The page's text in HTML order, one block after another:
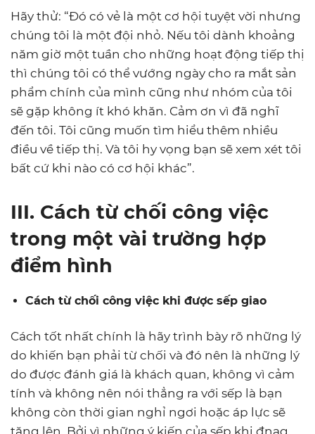
Hãy thử: “Đó có vẻ là một cơ hội tuyệt vời nhưng
chúng tôi là một đội nhỏ. Nếu tôi dành khoảng
năm giờ một tuần cho những hoạt động tiếp thị
thì chúng tôi có thể vướng ngày cho ra mắt sản
phẩm chính của mình cũng như nhóm của tôi
sẽ gặp không ít khó khăn. Cảm ơn vì đã nghĩ
đến tôi. Tôi cũng muốn tìm hiểu thêm nhiều
điều về tiếp thị. Và tôi hy vọng bạn sẽ xem xét tôi
bất cứ khi nào có cơ hội khác”.
III. Cách từ chối công việc
trong một vài trường hợp
điểm hình
Cách từ chối công việc khi được sếp giao
Cách tốt nhất chính là hãy trình bày rõ những lý
do khiến bạn phải từ chối và đó nên là những lý
do được đánh giá là khách quan, không vì cảm
tính và không nên nói thẳng ra với sếp là bạn
không còn thời gian nghỉ ngơi hoặc áp lực sẽ
tăng lên. Bởi vì những ý kiến của sếp khi đnag